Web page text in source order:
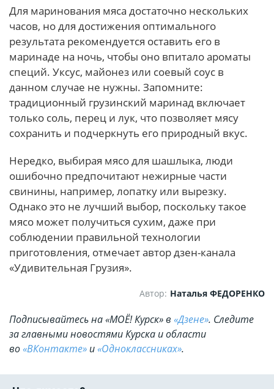
Для маринования мяса достаточно нескольких
часов, но для достижения оптимального
результата рекомендуется оставить его в
маринаде на ночь, чтобы оно впитало ароматы
специй. Уксус, майонез или соевый соус в
данном случае не нужны. Запомните:
традиционный грузинский маринад включает
только соль, перец и лук, что позволяет мясу
сохранить и подчеркнуть его природный вкус.
Нередко, выбирая мясо для шашлыка, люди
ошибочно предпочитают нежирные части
свинины, например, лопатку или вырезку.
Однако это не лучший выбор, поскольку такое
мясо может получиться сухим, даже при
соблюдении правильной технологии
приготовления, отмечает автор дзен-канала
«Удивительная Грузия».
Автор: Наталья ФЕДОРЕНКО
Подписывайтесь на «МОЁ! Курск» в «Дзене». Cледите
за главными новостями Курска и области
во«ВКонтакте» и«Одноклассниках».